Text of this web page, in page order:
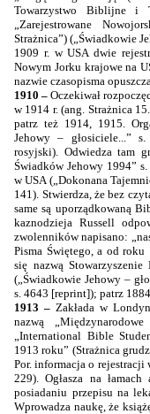
Towarzystwo Biblijne i
„Zarejestrowane
Strażnica”) („Świadkowie
1909 r. w USA dwie
Nowym Jorku krajowe na
nazwie czasopisma
1910 –Oczekiwał
w 1914 r. (ang. Strażnica
patrz też 1914, 1915.
Jehowy – głosiciele...”
rosyjski). Odwiedza tam
Świadków Jehowy 1994”
w USA („Dokonana
141). Stwierdza, że bez
same są uporządkowaną
kaznodzieja Russell
zwolenników napisano:
Pisma Świętego, a od
się nazwą
(„Świadkowie Jehowy –
s. 4643 [reprint]); patrz
1913 – Zakłada w
nazwą
„International Bible
1913 roku” (Strażnica
Por. informacja o rejestracji
229). Ogłasza na
posiadaniu przepisu na
Wprowadza naukę, że